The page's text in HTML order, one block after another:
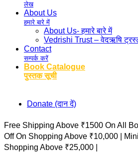
लेख
About Us
हमारे बारे में
About Us- हमारे बारे में
Vedrishi Trust – वेदऋषि
Contact
सम्पर्क करें
Book Catalogue
पुस्तक सूची
Donate (दान दें)
Free Shipping Above ₹1500 On All
Off On Shopping Above ₹10,000 |
Shopping Above ₹25,000 |